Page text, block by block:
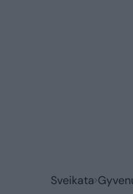
Sveikata